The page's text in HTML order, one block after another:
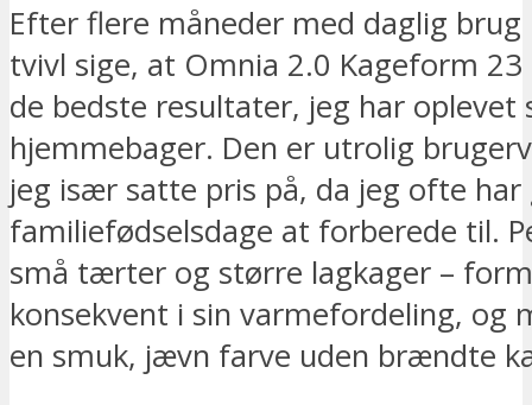
Efter flere måneder med daglig brug
tvivl sige, at Omnia 2.0 Kageform
de bedste resultater, jeg har oplevet
hjemmebager. Den er utrolig
jeg især satte pris på, da jeg ofte
familiefødselsdage at forberede til.
små tærter og større lagkager –
konsekvent i sin varmefordeling, og
en smuk, jævn farve uden brændte